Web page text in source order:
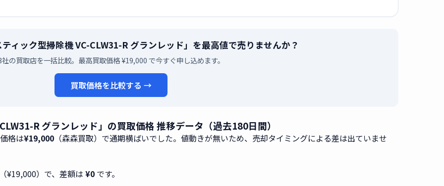
ィック型掃除機 VC-CLW31-R グランレッド」を最高値で売りませんか？
の買取店を一括比較。最高買取価格 ¥19,000 で今すぐ申し込めます。
買取価格を比較する →
R グランレッド」の買取価格 推移データ（過去180日間）
格は¥19,000 （森森買取）で通期横ばいでした。値動きが無いため、売却タイミングによる差は出ていませ
¥19,000）で、差額は ¥0 です。